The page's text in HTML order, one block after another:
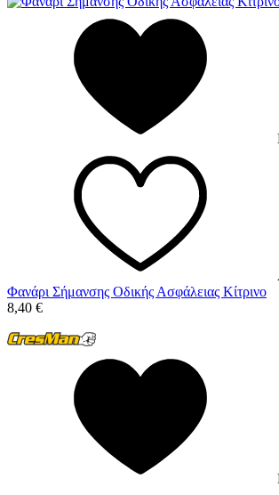
Φανάρι Σήμανσης Οδικής Ασφάλειας Κίτρινο
8,40 €